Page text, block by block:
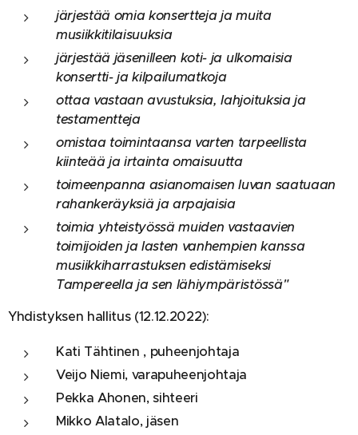
järjestää omia konsertteja ja muita
musiikkitilaisuuksia
järjestää jäsenilleen koti- ja ulkomaisia
konsertti- ja kilpailumatkoja
ottaa vastaan avustuksia, lahjoituksia ja
testamentteja
omistaa toimintaansa varten tarpeellista
kiinteää ja irtainta omaisuutta
toimeenpanna asianomaisen luvan saatuaan
rahankeräyksiä ja arpajaisia
toimia yhteistyössä muiden vastaavien
toimijoiden ja lasten vanhempien kanssa
musiikkiharrastuksen edistämiseksi
Tampereella ja sen lähiympäristössä"
Yhdistyksen hallitus (12.12.2022):
Kati Tähtinen , puheenjohtaja
Veijo Niemi, varapuheenjohtaja
Pekka Ahonen, sihteeri
Mikko Alatalo, jäsen